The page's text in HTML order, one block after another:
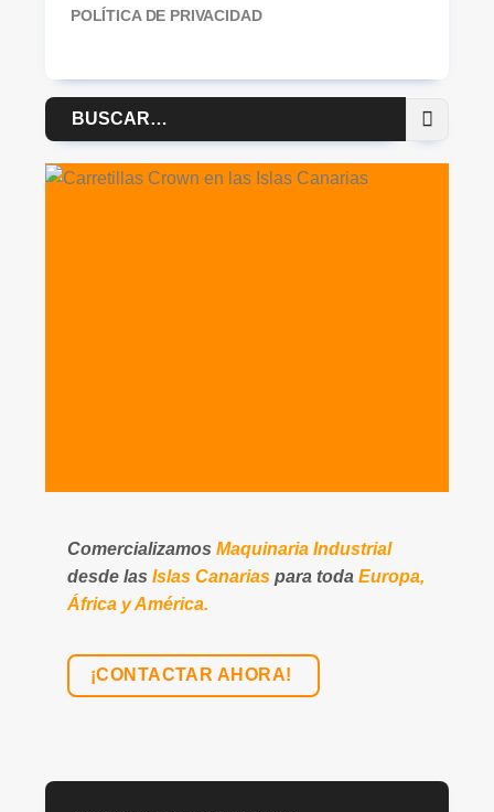
POLÍTICA DE PRIVACIDAD
Buscar
por:
ComercializamosMaquinaria Industrial
desde lasIslas Canarias para todaEuropa,
África y América.
¡CONTACTAR AHORA!